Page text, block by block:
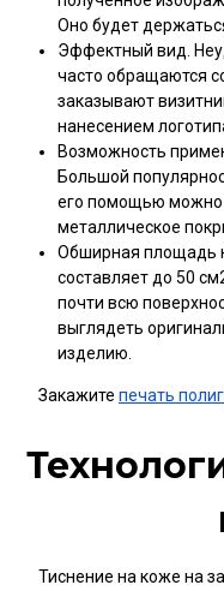
Оно будет
Эффектный вид.
часто обращаются
заказывают
нанесением
Возможность
Большой
его помощью можно
металлическое
Обширная площадь
составляет до 50
почти всю
выглядеть
изделию.
Закажите печать
Тиснение на коже на